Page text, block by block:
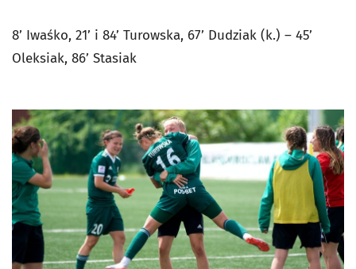
8’ Iwaśko, 21’ i 84’ Turowska, 67’ Dudziak (k.) – 45’
Oleksiak, 86’ Stasiak